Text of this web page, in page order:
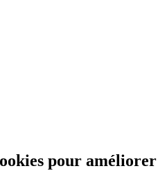
pour améliorer